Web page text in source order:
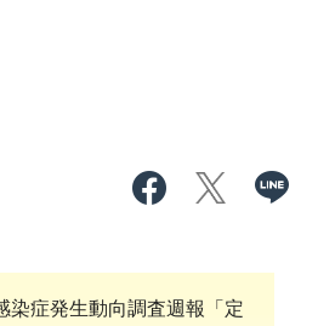
症発生動向調査週報「定